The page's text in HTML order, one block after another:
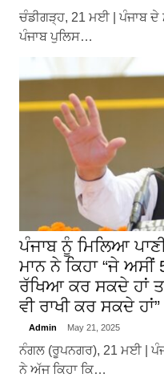
ਚੰਡੀਗੜ੍ਹ, 21 ਮਈ | ਪੰਜਾਬ
ਪੰਜਾਬ ਪੁਲਿਸ…
ਪੰਜਾਬ ਨੂੰ ਮਿਲਿਆ
ਮਾਨ ਨੇ ਕਿਹਾ “ਜੇ
ਰੱਖਿਆ ਕਰ ਸਕਦੇ ਹਾਂ
ਵੀ ਰਾਖੀ ਕਰ ਸਕਦੇ ਹਾਂ”
Admin May 21, 2025
ਨੰਗਲ (ਰੂਪਨਗਰ), 21 ਮਈ |
ਨੇ ਅੱਜ ਕਿਹਾ ਕਿ…